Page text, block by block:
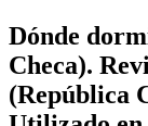
Dónde
Checa).
(República